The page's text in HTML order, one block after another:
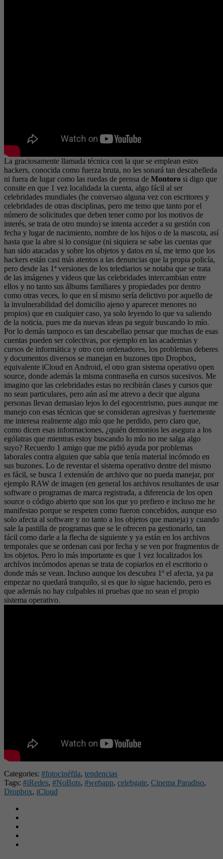
La graciosamente llamada técnica con la que se emplean estos
hackers, conocida como fuerza bruta, no les sonará tan descabelleda
ni fuera de lugar como las ruedas de prensa de Montoro si digo que
consite en que 1 vez localidada la cuenta, algo fácil al ser
celebridades mundiales (he conversao alguna vez con escritores y
celebridades de otras disciplinas, pero me temo que tanto por el
número de solicitudes que deben tener como por los motivos de
interés, se trata de otro mundo) se intenta acceder a su gestión con
fecha y lugar de nacimiento, nombre de los hijos o de la mascota, así
hasta que la abre si lo consigue (ni siquiera se sabe las cuentas que
han sido atacadas y sobre los objetos y datos en sí, me temo que los
hackers están casi más atentos a las denuncias que la propia policía,
pero desde las 1ª versiones de los telediarios se notaba que se trata
de las imágenes y videos que las celebridades intercambian entre
ellos y no tanto sus álbums familiares y propiedades por dentro
como otras veces, lo que en sí mismo sería delictivo por aquello de
la invulnerabilidad del domicilio ajeno y aparecer menores no
propios) que en cualquier caso, ya solo leyendo lo que va saliendo
de la noticia, pues me da nuevas ideas pa seguir buscando lo mío.
Por lo demás tampoco es tan descabellao pensar que muchas de esas
cuentas pueden ser colectivas, por ejemplo en las academias y
cursos de informática y otro con ordenadores, los problemas deberes
y documentos diversos se manejan en buzones tipo Dropbox,
equivalente iCloud en Android, el otro gran sistema operativo open
source, donde además la misma contraseña en cursos sucesivos. Me
imagino que las celebridades estas no recibirán clases y cursos que
no sean particulares, pero aún así me atrevo a decir que alguna
personas llevan demasiao lejos lo del egocentrismo, pues aunque me
manejo con esas técnicas que se consideran agresivas y fuertemente
me interesa realmente algo mío que he perdido, pero claro que,
como dicen esas informaciones, ¿quién demonios les asegura a los
ególatras que mientras estoy buscando lo mío no me salga algo
suyo? Recuerdo 1 amigo que me pidió ayuda por problemas
laborales contra alguien que sabía que tenía material incómodo en
sus buzones. Lo de reventar el sistema operativo dentre del mismo
es fácil, se busca 1 extensión de archivo que no pueda manejar, por
ejemplo RAW de imagen (en general los archivos resultantes de usar
software o programas de marca registrada, a diferencia de los open
source o código abierto que son los que yo prefiero e incluso me he
manifestao porque se respeten como fueron concebidos, aunque eso
solo afecta al software y no tanto a los objetos que maneja) y cuando
sale la pastilla de programas que se le ofrecen pa gestionarlo, tan
fácil como darle a la flecha de siguiente y ya están en los archivos
temporales que se ordenan casi por fecha y se ven por fragmentos de
los objetos. Pero lo más importante es que 1 vez localizados los
archívos incómodos apenas se trata de copiarlos en el escritorio o
donde más se vean. Incluso aunque los descubra 1º el afecta, ya pa
empezar no quedará tranquilo, si es que lo sigue haciendo, pero es
que además no hay culpables ni pruebas que no sean el propio
sistema operativo.
Categories: #fotocinéfila, tendencias
Tags: #iRedes, #NoBots, #webapp, celebgate, Cinema Paradiso,
Dropbox, iCloud